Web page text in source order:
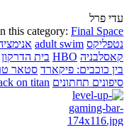
עדי פרל
this category: Final Space
נטפליקס adult swim
קאסלבניה HBO בית הדרקון
בין כוכבים: פיקארד סטאר
סיפונים תחתונים on titan